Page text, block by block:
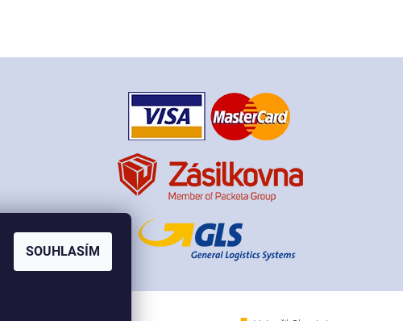
SOUHLASÍM